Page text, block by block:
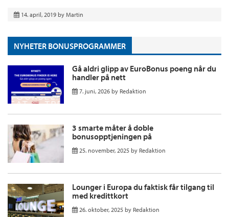
14. april, 2019 by Martin
NYHETER BONUSPROGRAMMER
Gå aldri glipp av EuroBonus poeng når du
handler på nett
7. juni, 2026 by Redaktion
3 smarte måter å doble
bonusopptjeningen på
25. november, 2025 by Redaktion
Lounger i Europa du faktisk får tilgang til
med kredittkort
26. oktober, 2025 by Redaktion